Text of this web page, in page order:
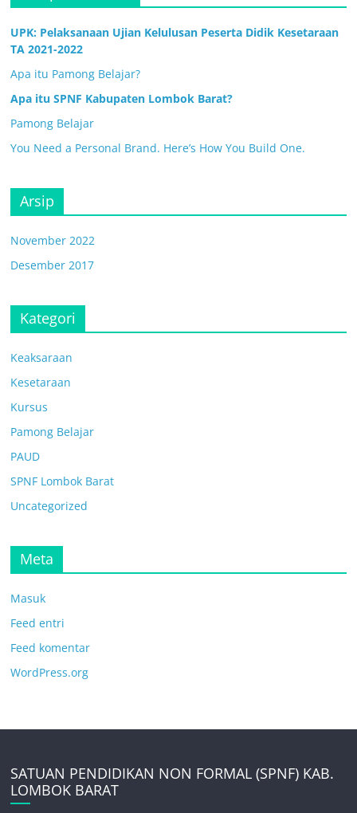
UPK: Pelaksanaan Ujian Kelulusan Peserta Didik Kesetaraan
TA 2021-2022
Apa itu Pamong Belajar?
Apa itu SPNF Kabupaten Lombok Barat?
Pamong Belajar
You Need a Personal Brand. Here’s How You Build One.
Arsip
November 2022
Desember 2017
Kategori
Keaksaraan
Kesetaraan
Kursus
Pamong Belajar
PAUD
SPNF Lombok Barat
Uncategorized
Meta
Masuk
Feed entri
Feed komentar
WordPress.org
SATUAN PENDIDIKAN NON FORMAL (SPNF) KAB.
LOMBOK BARAT